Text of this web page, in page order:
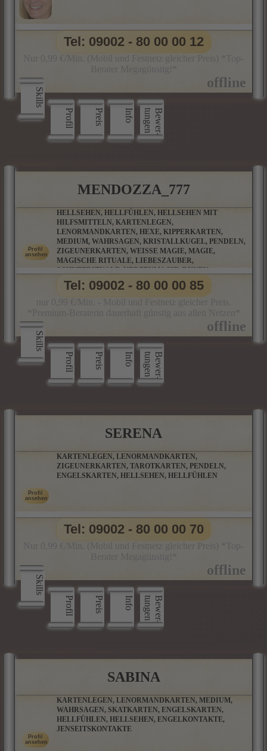
Skills
Profil
Preis Info B
e
w
e
r
­
t
u
n
g
e
n
Tel: 09002 - 80 00 00 12
MENDOZZA_777
HELLSEHEN, HELLFÜHLEN, HELLSEHEN MIT
HILFSMITTELN, KARTENLEGEN,
LENORMANDKARTEN, HEXE, KIPPERKARTEN,
MEDIUM, WAHRSAGEN, KRISTALLKUGEL, PENDELN,
ZIGEUNERKARTEN, WEISSE MAGIE, MAGIE, M
AGISCHE RITUALE, LIEBESZAUBER, S
CHUTZRITUALE, KERZENMAGIE, RUNEN, P
ARTNERBERATUNG, ORAKELKARTEN, SALAMIN-O
RAKEL, BAUMPERLENORAKEL UND VIELE WEITERE O
RAKELKARTEN
Skills
Profil
Preis Info B
e
w
e
r
­
t
u
n
g
e
n
Tel: 09002 - 80 00 00 85
SERENA
KARTENLEGEN, LENORMANDKARTEN,
ZIGEUNERKARTEN, TAROTKARTEN, PENDELN,
ENGELSKARTEN, HELLSEHEN, HELLFÜHLEN
Skills
Profil
Preis Info B
e
w
e
r
­
t
u
n
g
e
n
Tel: 09002 - 80 00 00 70
SABINA
KARTENLEGEN, LENORMANDKARTEN, MEDIUM,
WAHRSAGEN, SKATKARTEN, ENGELSKARTEN,
HELLFÜHLEN, HELLSEHEN, ENGELKONTAKTE,
JENSEITSKONTAKTE